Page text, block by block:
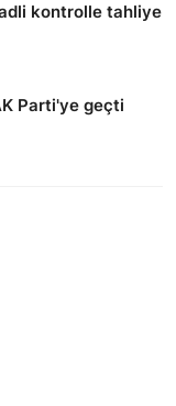
kontrolle tahliye
Parti'ye geçti